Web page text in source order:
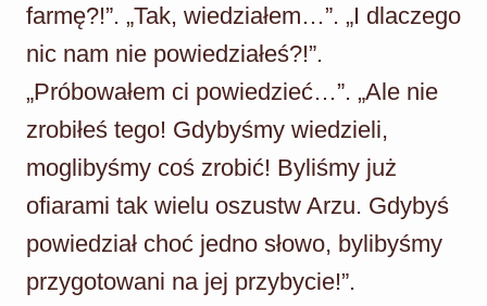
farmę?!”. „Tak, wiedziałem…”. „I dlaczego
nic nam nie powiedziałeś?!”.
„Próbowałem ci powiedzieć…”. „Ale nie
zrobiłeś tego! Gdybyśmy wiedzieli,
moglibyśmy coś zrobić! Byliśmy już
ofiarami tak wielu oszustw Arzu. Gdybyś
powiedział choć jedno słowo, bylibyśmy
przygotowani na jej przybycie!”.